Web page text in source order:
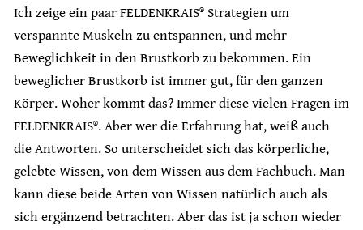
Ich zeige ein paar FELDENKRAIS® Strategien um
verspannte Muskeln zu entspannen, und mehr
Beweglichkeit in den Brustkorb zu bekommen. Ein
beweglicher Brustkorb ist immer gut, für den ganzen
Körper. Woher kommt das? Immer diese vielen Fragen im
FELDENKRAIS®. Aber wer die Erfahrung hat, weiß auch
die Antworten. So unterscheidet sich das körperliche,
gelebte Wissen, von dem Wissen aus dem Fachbuch. Man
kann diese beide Arten von Wissen natürlich auch als
sich ergänzend betrachten. Aber das ist ja schon wieder